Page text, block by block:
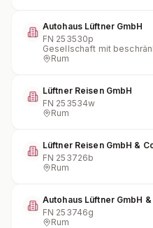
Autohaus Lüftner GmbH
FN 253530p
Gesellschaft mit
Rum
Lüftner Reisen GmbH
FN 253534w
Rum
Lüftner Reisen GmbH &
FN 253726b
Rum
Autohaus Lüftner GmbH &
FN 253746g
Rum